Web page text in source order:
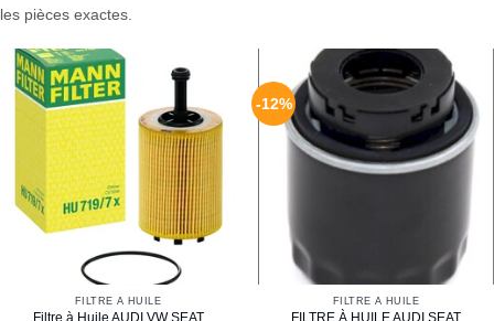
les pièces exactes.
FILTRE À HUILE
Filtre à Huile AUDI VW SEAT
-12%
FILTRE À HUILE
FILTRE À HUILE AUDI SEAT